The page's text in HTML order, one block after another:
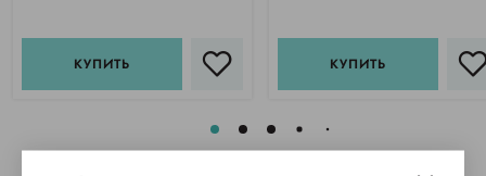
КУПИТЬ КУПИТЬ